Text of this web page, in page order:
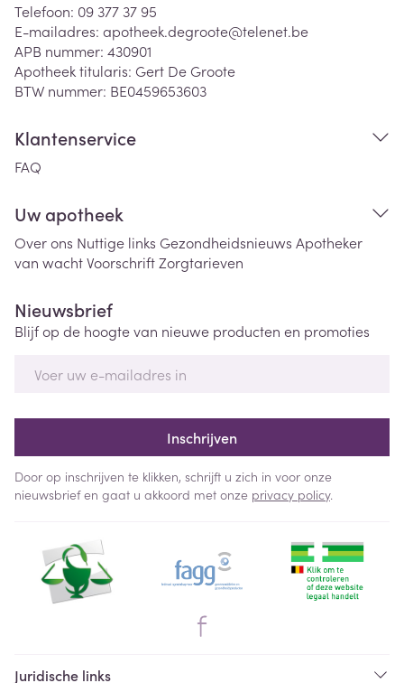
Telefoon: 09 377 37 95
E-mailadres: apotheek.degroote@telenet.be
APB nummer: 430901
Apotheek titularis: Gert De Groote
BTW nummer: BE0459653603
Klantenservice
FAQ
Uw apotheek
Over ons Nuttige links Gezondheidsnieuws Apotheker
van wachtVoorschriftZorgtarieven
Nieuwsbrief
Blijf op de hoogte van nieuwe producten en promoties
Inschrijven
Door op inschrijven te klikken, schrijft u zich in voor onze
nieuwsbrief en gaat u akkoord met onze privacy policy.
Juridische links